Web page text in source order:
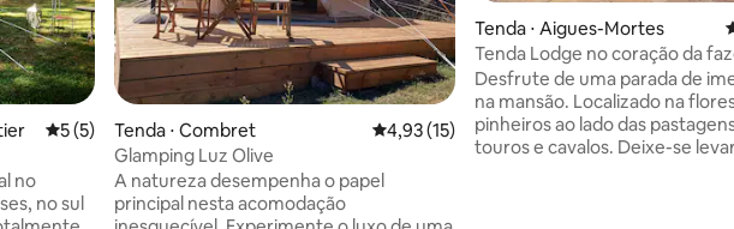
5 de uma avaliação média de 5, 5 avaliações
5 (5)
no
no sul
Tenda ⋅ Combret 4,93 de uma avaliação média de 5, 15
4,93 (15)
Glamping Luz Olive
A natureza desempenha o papel
principal nesta acomodação
Tenda ⋅ Aigues-Mortes
Tenda Lodge no coração da
Desfrute de uma parada de
na mansão. Localizado na
pinheiros ao lado das
touros e cavalos. Deixe-se